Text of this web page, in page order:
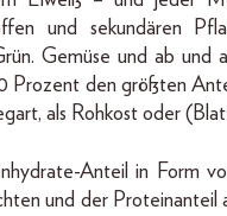
und sekundären
Gemüse und ab und
Prozent den größten
als Rohkost oder
Anteil in Form
und der Proteinanteil